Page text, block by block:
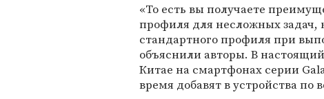
«То есть вы получаете
профиля для несложных задач,
стандартного профиля при
объяснили авторы. В
Китае на смартфонах серии
время добавят в устройства по